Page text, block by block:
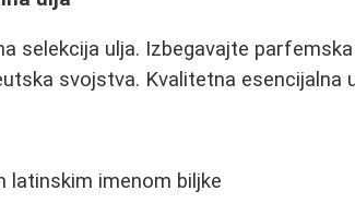
selekcija ulja. Izbegavajte
svojstva. Kvalitetna esencijalna
latinskim imenom biljke